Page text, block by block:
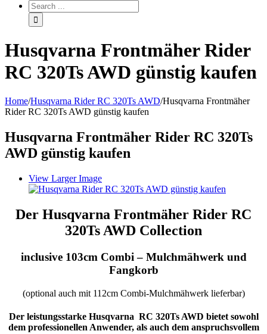
Husqvarna Frontmäher Rider
RC 320Ts AWD günstig kaufen
Home/Husqvarna Rider RC 320Ts AWD/Husqvarna Frontmäher
Rider RC 320Ts AWD günstig kaufen
Husqvarna Frontmäher Rider RC 320Ts
AWD günstig kaufen
View Larger Image
Der Husqvarna Frontmäher Rider RC
320Ts AWD Collection
inclusive 103cm Combi – Mulchmähwerk und
Fangkorb
(optional auch mit 112cm Combi-Mulchmähwerk lieferbar)
Der leistungsstarke Husqvarna RC 320Ts AWD bietet sowohl
dem professionellen Anwender, als auch dem anspruchsvollem